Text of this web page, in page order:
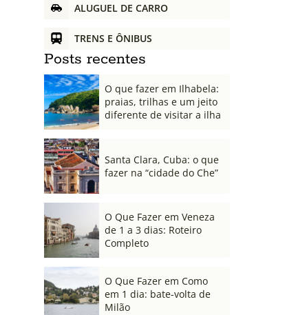
ALUGUEL DE CARRO
TRENS E ÔNIBUS
Posts recentes
O que fazer em Ilhabela:
praias, trilhas e um jeito
diferente de visitar a ilha
Santa Clara, Cuba: o que
fazer na “cidade do Che”
O Que Fazer em Veneza
de 1 a 3 dias: Roteiro
Completo
O Que Fazer em Como
em 1 dia: bate-volta de
Milão